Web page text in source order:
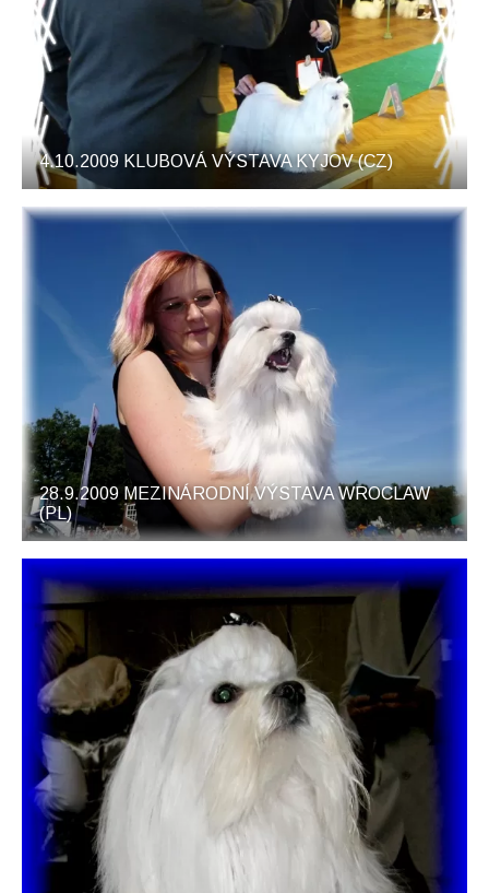
4.10.2009 KLUBOVÁ VÝSTAVA KYJOV (CZ)
28.9.2009 MEZINÁRODNÍ VÝSTAVA WROCLAW
(PL)